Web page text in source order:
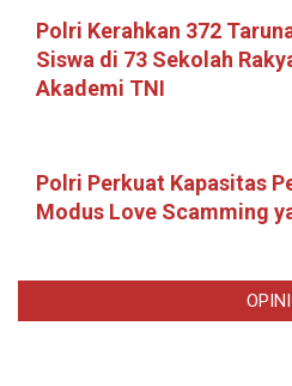
Polri Kerahkan 372
Siswa di 73 Sekolah
Akademi TNI
Polri Perkuat Kapasitas
Modus Love Scamming
OPINI